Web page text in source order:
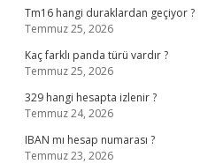
Tm16 hangi duraklardan geçiyor ?
Temmuz 25, 2026
Kaç farklı panda türü vardır ?
Temmuz 25, 2026
329 hangi hesapta izlenir ?
Temmuz 24, 2026
IBAN mı hesap numarası ?
Temmuz 23, 2026